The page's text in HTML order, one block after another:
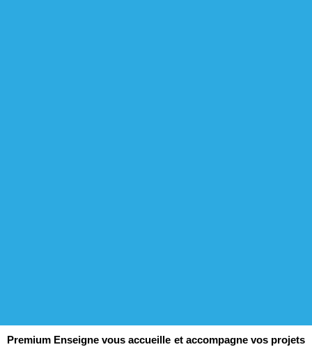
Premium Enseigne vous accueille et accompagne vos projets